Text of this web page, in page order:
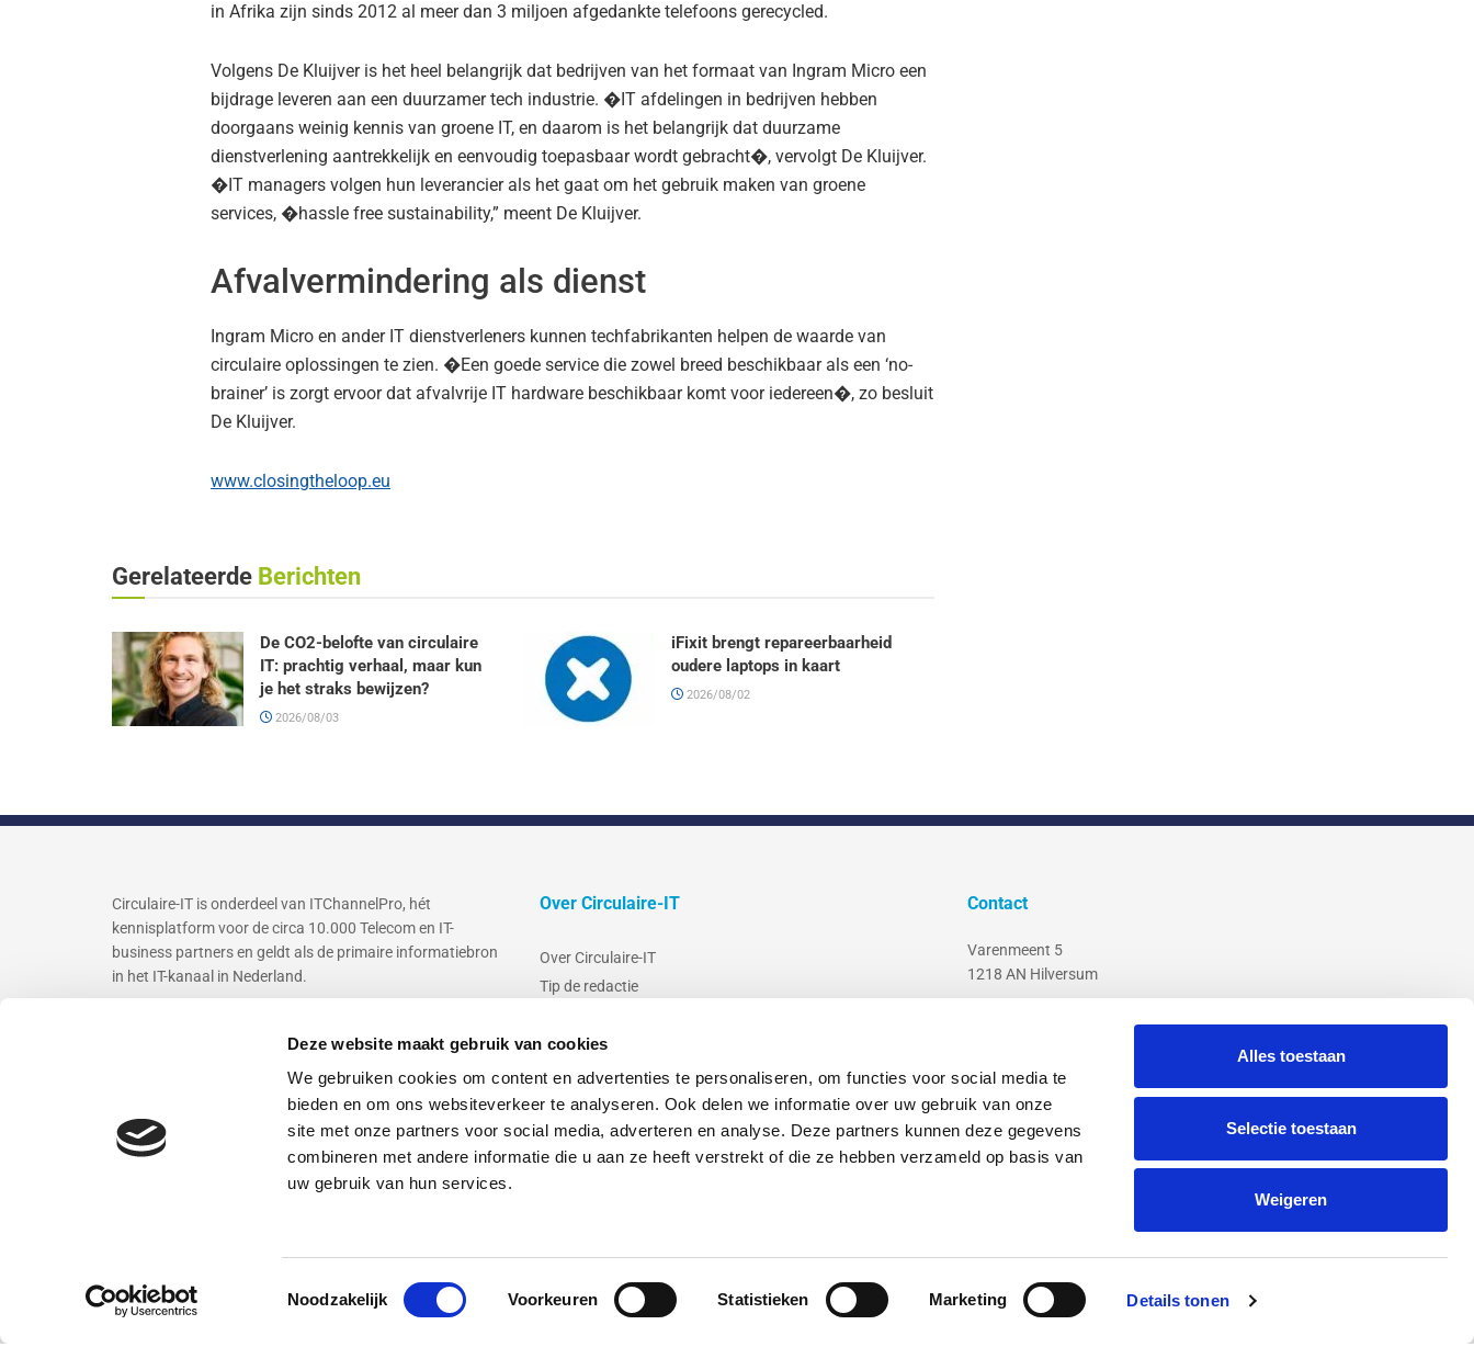
Deze website maakt gebruik van cookies
We gebruiken cookies om content en advertenties te personaliseren, om functies voor social media te
bieden en om ons websiteverkeer te analyseren. Ook delen we informatie over uw gebruik van onze
site met onze partners voor social media, adverteren en analyse. Deze partners kunnen deze gegevens
combineren met andere informatie die u aan ze heeft verstrekt of die ze hebben verzameld op basis van
uw gebruik van hun services.
Toestemmingsselectie
Noodzakelijk Voorkeuren Statistieken Marketing Details tonen
Alles toestaan
Selectie toestaan
Weigeren
in Afrika zijn sinds 2012 al meer dan 3 miljoen afgedankte telefoons gerecycled.
Volgens De Kluijver is het heel belangrijk dat bedrijven van het formaat van Ingram Micro een
bijdrage leveren aan een duurzamer tech industrie. �IT afdelingen in bedrijven hebben
doorgaans weinig kennis van groene IT, en daarom is het belangrijk dat duurzame
dienstverlening aantrekkelijk en eenvoudig toepasbaar wordt gebracht�, vervolgt De Kluijver.
�IT managers volgen hun leverancier als het gaat om het gebruik maken van groene
services, �hassle free sustainability,” meent De Kluijver.
Afvalvermindering als dienst
Ingram Micro en ander IT dienstverleners kunnen techfabrikanten helpen de waarde van
circulaire oplossingen te zien. �Een goede service die zowel breed beschikbaar als een ‘no-
brainer’ is zorgt ervoor dat afvalvrije IT hardware beschikbaar komt voor iedereen�, zo besluit
De Kluijver.
www.closingtheloop.eu
Gerelateerde Berichten
De CO2-belofte van circulaire
IT: prachtig verhaal, maar kun
je het straks bewijzen?
2026/08/03
iFixit brengt repareerbaarheid
oudere laptops in kaart
2026/08/02
Circulaire-IT is onderdeel van ITChannelPro, hét
kennisplatform voor de circa 10.000 Telecom en IT-
business partners en geldt als de primaire informatiebron
in het IT-kanaal in Nederland.
InfosecurityMagazine
CloudWorks
Over Circulaire-IT
Over Circulaire-IT
Tip de redactie
Nieuwsbrief
Abonneren
Aanmelden bedrijvengids
Adreswijziging doorgeven
Contact
Contact
Varenmeent 5
1218 AN Hilversum
Circulaire-IT is onderdeel van LuteijnMedia BV